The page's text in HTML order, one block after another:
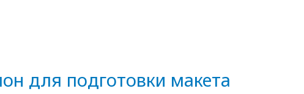
для подготовки макета